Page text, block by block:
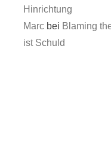
Hinrichtung
Marc bei Blaming
ist Schuld